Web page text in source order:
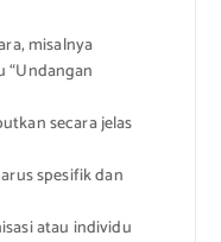
misalnya
“Undangan
secara jelas
spesifik dan
atau individu